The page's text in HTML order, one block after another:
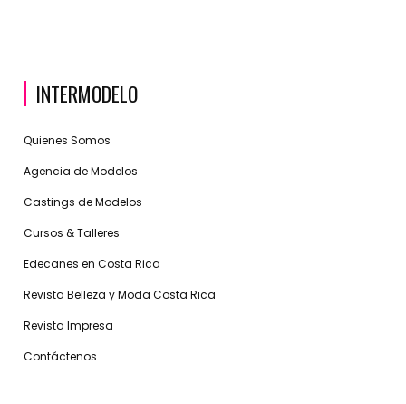
INTERMODELO
Quienes Somos
Agencia de Modelos
Castings de Modelos
Cursos & Talleres
Edecanes en Costa Rica
Revista Belleza y Moda Costa Rica
Revista Impresa
Contáctenos